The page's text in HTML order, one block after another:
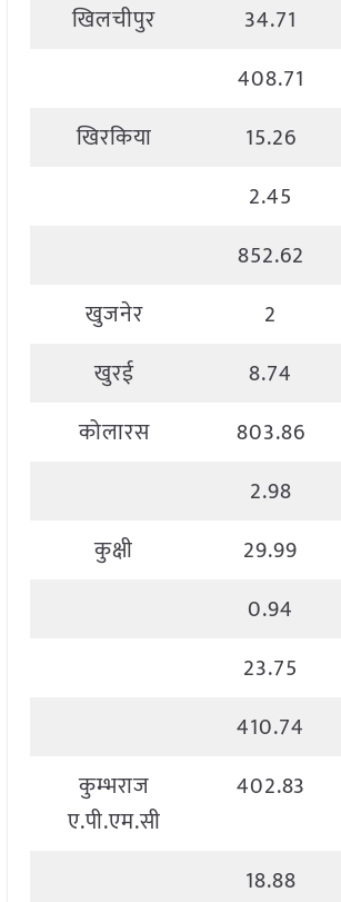
खिलचीपुर
34.71
408.71
खिरकिया
15.26
2.45
852.62
खुजनेर
2
खुरई
8.74
कोलारस
803.86
2.98
कुक्षी
29.99
0.94
23.75
410.74
कुम्भराज
ए.पी.एम.सी
402.83
18.88